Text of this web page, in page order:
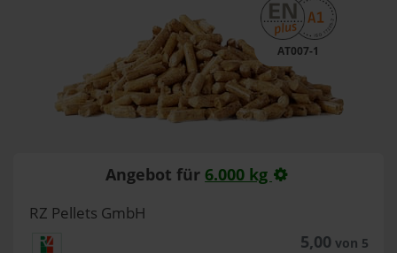
AT007-1
Angebot für 6.000 kg
RZ Pellets GmbH
5,00 von 5